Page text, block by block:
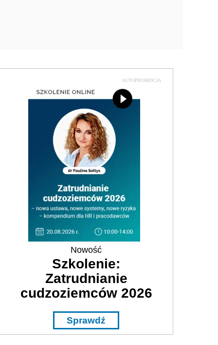
AUTOPROMOCJA
Nowość
Szkolenie:
Zatrudnianie
cudzoziemców 2026
Sprawdź